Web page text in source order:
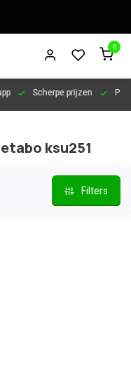
0
Scherpe prijzen
ksu251
Filters